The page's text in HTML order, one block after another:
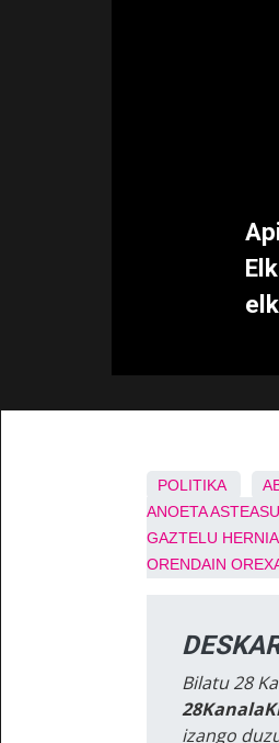
POLITIKA
ANOETAASTEASU
GAZTELU
ORENDAIN
Bilatu 28
izango